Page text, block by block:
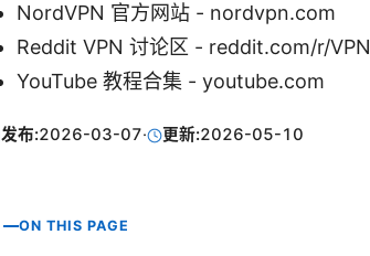
NordVPN 官方网站 - nordvpn.com
Reddit VPN 讨论区 - reddit.com/r/VPN
YouTube 教程合集 - youtube.com
发布:2026-03-07· 更新:2026-05-10
ON THIS PAGE